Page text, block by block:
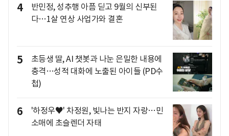
4
반민정, 성추행 아픔 딛고 9월의 신부된
다…1살 연상 사업가와 결혼
5
초등생 딸, AI 챗봇과 나눈 은밀한 내용에
충격…성적 대화에 노출된 아이들 (PD수
첩)
6
'하정우♥' 차정원, 빛나는 반지 자랑…민
소매에 초슬렌더 자태